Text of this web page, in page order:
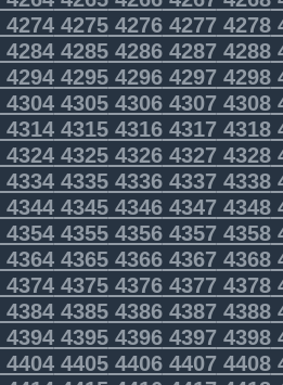
42744275427642774278
42844285428642874288
42944295429642974298
43044305430643074308
43144315431643174318
43244325432643274328
43344335433643374338
43444345434643474348
43544355435643574358
43644365436643674368
43744375437643774378
43844385438643874388
43944395439643974398
44044405440644074408